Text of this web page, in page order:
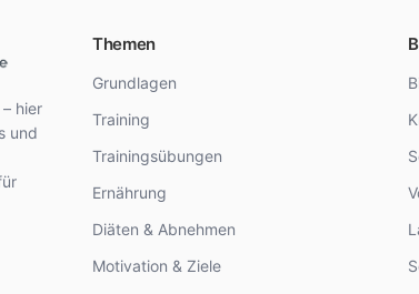
hier
und
Themen
Grundlagen
Training
Trainingsübungen
Ernährung
Diäten & Abnehmen
Motivation & Ziele